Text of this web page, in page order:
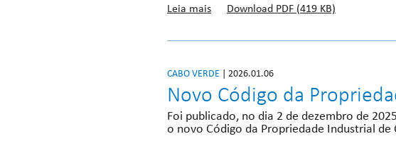
Leia mais Download PDF (419 KB)
CABO VERDE | 2026.01.06
Novo Código da
Foi publicado, no dia 2 de dezembro de
o novo Código da Propriedade Industrial